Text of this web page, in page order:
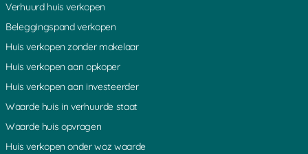
Verhuurd huis verkopen
Beleggingspand verkopen
Huis verkopen zonder makelaar
Huis verkopen aan opkoper
Huis verkopen aan investeerder
Waarde huis in verhuurde staat
Waarde huis opvragen
Huis verkopen onder woz waarde